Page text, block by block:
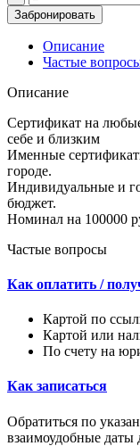
товара
Сертификат
100
Забронировать
Описание
Частые
Описание
Сертификат на
себе и близким
Именные
городе.
Индивидуальные и
бюджет.
Номинал на 100000
Частые вопросы
Как оплатить /
Картой по
Картой или
По счету на
Как записаться
Обратиться по
взаимоудобные даты